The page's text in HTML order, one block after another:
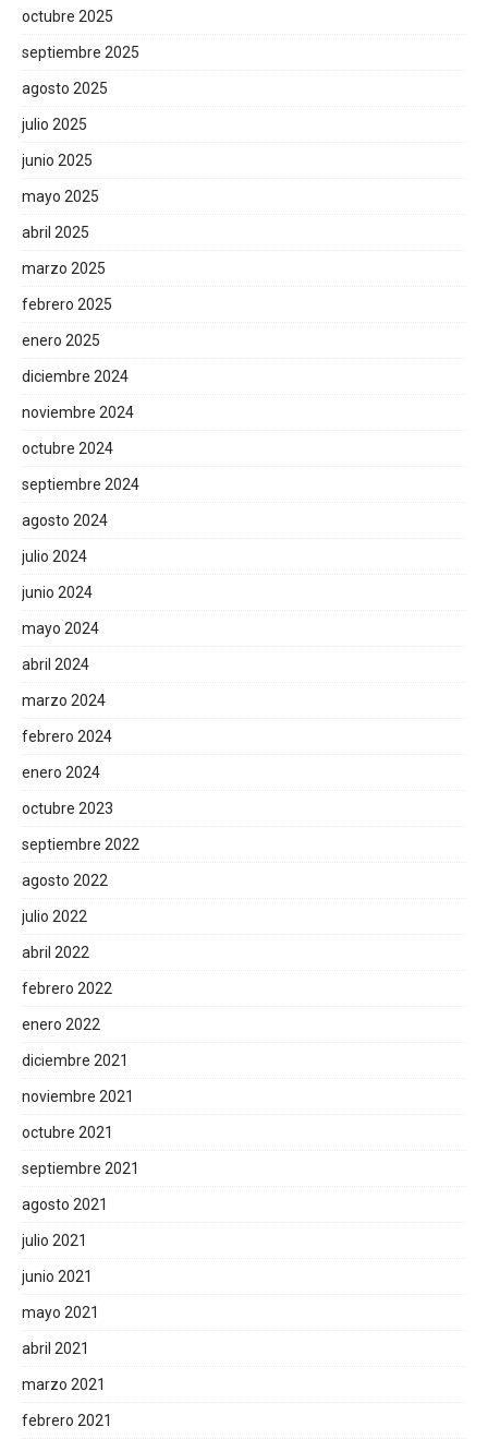
octubre 2025
septiembre 2025
agosto 2025
julio 2025
junio 2025
mayo 2025
abril 2025
marzo 2025
febrero 2025
enero 2025
diciembre 2024
noviembre 2024
octubre 2024
septiembre 2024
agosto 2024
julio 2024
junio 2024
mayo 2024
abril 2024
marzo 2024
febrero 2024
enero 2024
octubre 2023
septiembre 2022
agosto 2022
julio 2022
abril 2022
febrero 2022
enero 2022
diciembre 2021
noviembre 2021
octubre 2021
septiembre 2021
agosto 2021
julio 2021
junio 2021
mayo 2021
abril 2021
marzo 2021
febrero 2021